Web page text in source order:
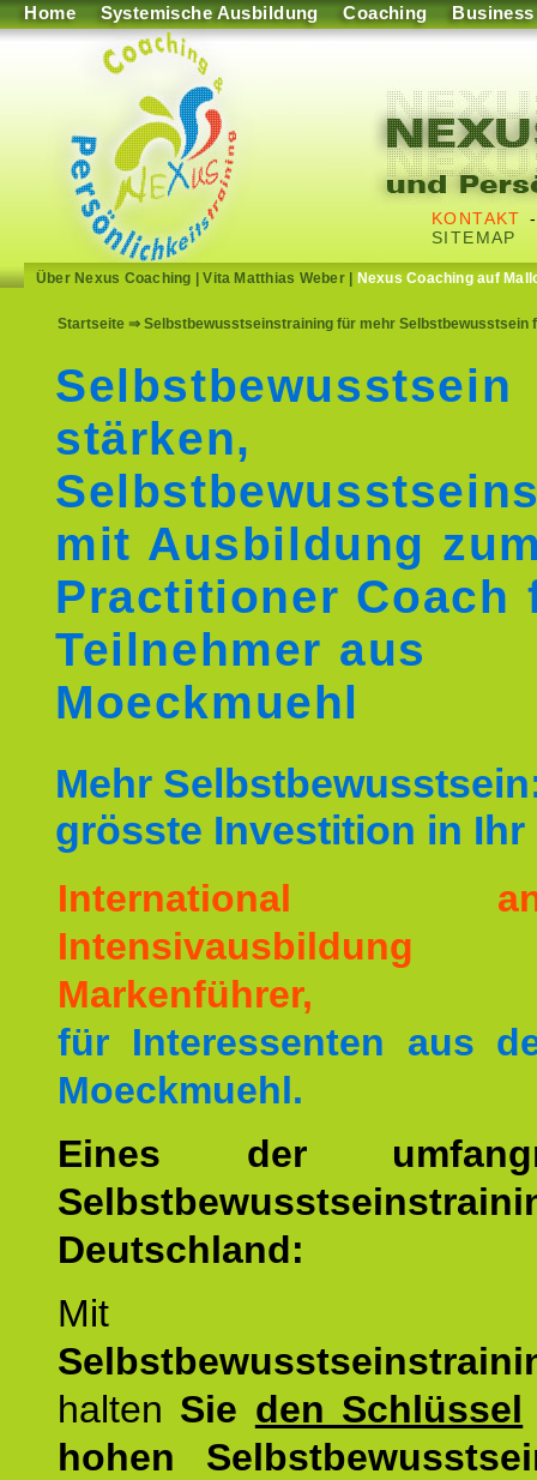
Home Systemische Ausbildung Coaching Business
KONTAKT
SITEMAP
Über Nexus Coaching |Vita Matthias Weber| Nexus Coaching auf
Startseite ⇒ Selbstbewusstseinstraining für mehr Selbstbewusstsein
Selbstbewusstsein
stärken,
mit Ausbildung
Practitioner Coach
Teilnehmer aus
Moeckmuehl
Mehr
grösste Investition in Ihr
International
Markenführer,
für Interessenten aus
Moeckmuehl.
Eines der
Deutschland:
Mit
halten Sie den Schlüssel
hohen